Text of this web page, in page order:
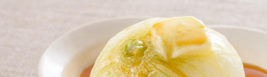
酢 調味酢
キャンペーン情報